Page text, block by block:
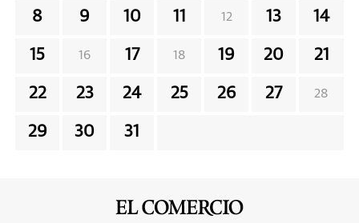
8 9 10 11 12 13 14
15 16 17 18 19 20 21
22 23 24 25 26 27 28
29 30 31